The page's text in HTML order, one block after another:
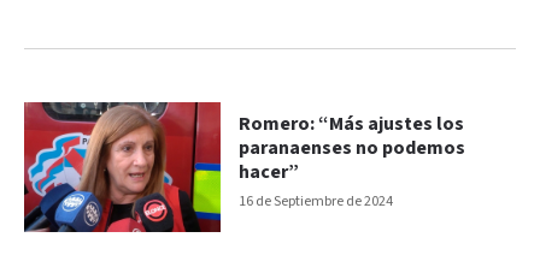
16 de Septiembre de 2024
Romero: “Más ajustes los
paranaenses no podemos
hacer”